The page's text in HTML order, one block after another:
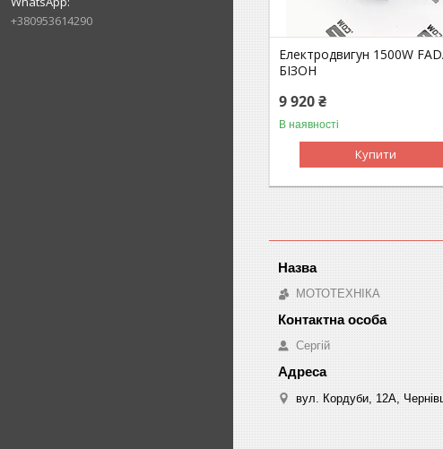
+380953614290
Електродвигун 1500W
БІЗОН
9 920 ₴
В наявності
Купити
МОТОТЕХНІКА
Сергій
вул. Кордуби, 12А,